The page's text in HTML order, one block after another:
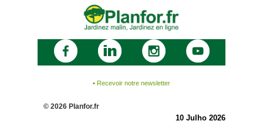
• Recevoir notre newsletter
© 2026 Planfor.fr
10 Julho 2026